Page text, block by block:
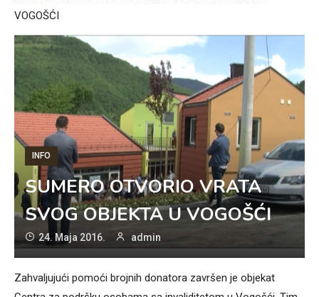
VOGOŠĆI
INFO
SUMERO OTVORIO VRATA
SVOG OBJEKTA U VOGOŠĆI
24. Maja 2016. admin
Zahvaljujući pomoći brojnih donatora završen je objekat